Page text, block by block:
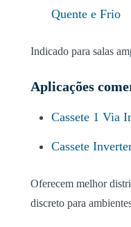
Quente e Frio
Indicado para salas
Aplicações
Cassete 1 Via
Cassete
Oferecem melhor
discreto para